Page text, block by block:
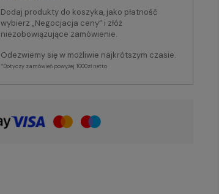
Dodaj produkty do koszyka, jako płatność
wybierz „Negocjacja ceny” i złóż
niezobowiązujące zamówienie.
Odezwiemy się w możliwie najkrótszym czasie.
*Dotyczy zamówień powyżej 1000zł netto